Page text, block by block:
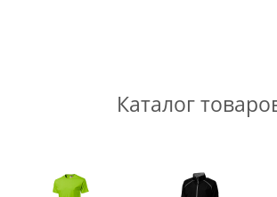
Каталог